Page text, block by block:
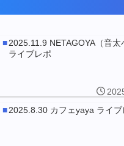
2025.11.9 NETAGOYA（音太
ライブレポ
2025.8.30 カフェyaya ライブ